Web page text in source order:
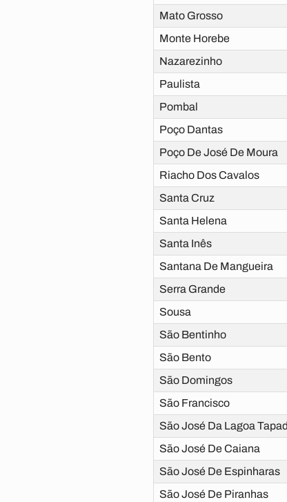
Mato Grosso
Monte Horebe
Nazarezinho
Paulista
Pombal
Poço Dantas
Poço De José De Moura
Riacho Dos Cavalos
Santa Cruz
Santa Helena
Santa Inês
Santana De Mangueira
Serra Grande
Sousa
São Bentinho
São Bento
São Domingos
São Francisco
São José Da Lagoa
São José De Caiana
São José De Espinharas
São José De Piranhas